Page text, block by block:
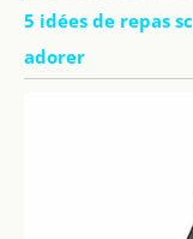
5 idées de repas
adorer